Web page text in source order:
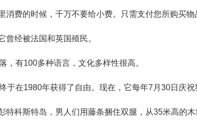
费的时候，千万不要给小费。只需支付您所购买物
经被法国和英国殖民。
，有100多种语言，文化多样性很高。
在1980年获得了自由。现在，它每年7月30日庆祝
特科斯特岛，男人们用藤条捆住双腿，从35米高的